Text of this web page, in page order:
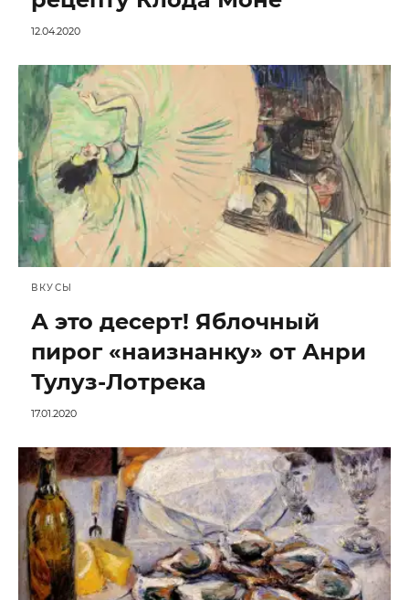
12.04.2020
ВКУСЫ
А это десерт! Яблочный
пирог «наизнанку» от Анри
Тулуз-Лотрека
17.01.2020